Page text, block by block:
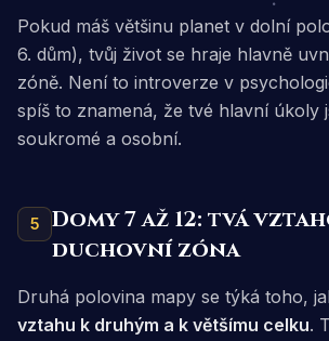
Pokud máš většinu planet v dolní
6. dům), tvůj život se hraje hlavně
zóně. Není to introverze v
spíš to znamená, že tvé hlavní úkoly
soukromé a osobní.
5
Domy 7 až 12: tvá
duchovní zóna
Druhá polovina mapy se týká toho,
vztahu k druhým a k většímu celku.